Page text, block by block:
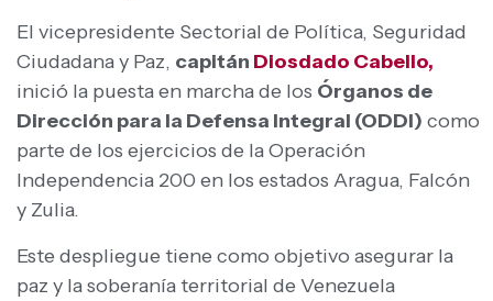
El vicepresidente Sectorial de Política, Seguridad
Ciudadana y Paz, capitán Diosdado Cabello,
inició la puesta en marcha de los Órganos de
Dirección para la Defensa Integral (ODDI) como
parte de los ejercicios de la Operación
Independencia 200 en los estados Aragua, Falcón
y Zulia.
Este despliegue tiene como objetivo asegurar la
paz y la soberanía territorial de Venezuela